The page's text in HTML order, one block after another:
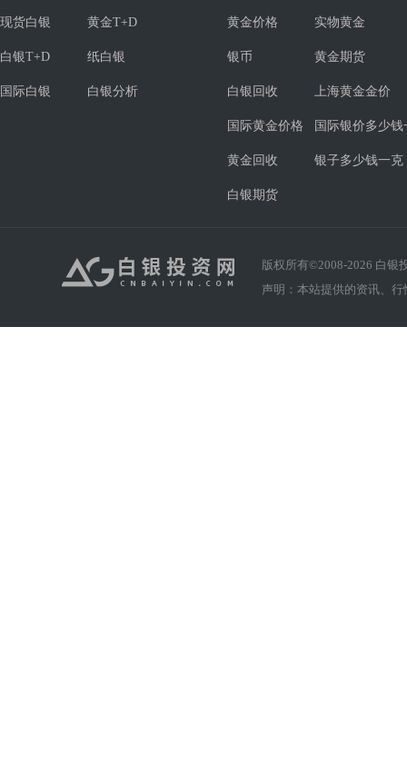
现货白银 黄金T+D
白银T+D 纸白银
国际白银 白银分析
黄金价格 实物黄金
银币 黄金期货
白银回收 上海黄金金价
国际黄金价格 国际银价多少钱
黄金回收 银子多少钱一克
白银期货
版权所有©2008-2026 白银
声明：本站提供的资讯、